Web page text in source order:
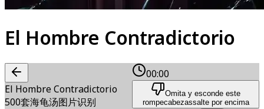
El Hombre Contradictorio
El Hombre Contradictorio
500套海龟汤图片识别
00:00
Omita y esconde este
rompecabezassalte por encima